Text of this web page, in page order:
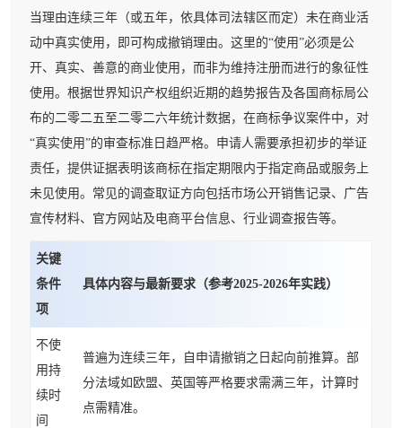
当理由连续三年（或五年，依具体司法辖区而定）未在商业活
动中真实使用，即可构成撤销理由。这里的“使用”必须是公
开、真实、善意的商业使用，而非为维持注册而进行的象征性
使用。根据世界知识产权组织近期的趋势报告及各国商标局公
布的二零二五至二零二六年统计数据，在商标争议案件中，对
“真实使用”的审查标准日趋严格。申请人需要承担初步的举证
责任，提供证据表明该商标在指定期限内于指定商品或服务上
未见使用。常见的调查取证方向包括市场公开销售记录、广告
宣传材料、官方网站及电商平台信息、行业调查报告等。
关键
条件
项
具体内容与最新要求（参考2025-2026年实践）
不使
用持
续时
间
普遍为连续三年，自申请撤销之日起向前推算。部
分法域如欧盟、英国等严格要求需满三年，计算时
点需精准。